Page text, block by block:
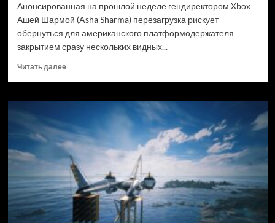
Анонсированная на прошлой неделе гендиректором Xbox
Ашей Шармой (Asha Sharma) перезагрузка рискует
обернуться для американского платформодержателя
закрытием сразу нескольких видных...
Читать далееПрочитать
Double
Theory
и
другие
студии
Xbox
тоже
оказались
под